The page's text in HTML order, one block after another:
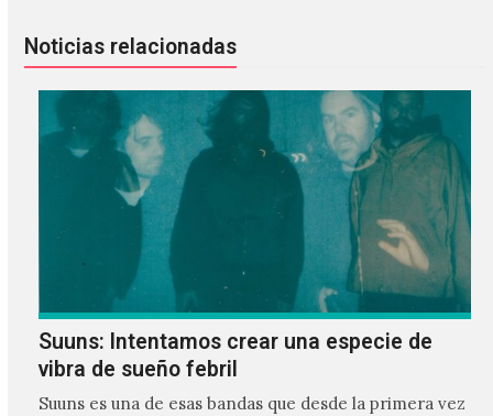
Noticias relacionadas
Suuns: Intentamos crear una especie de
vibra de sueño febril
Suuns es una de esas bandas que desde la primera vez